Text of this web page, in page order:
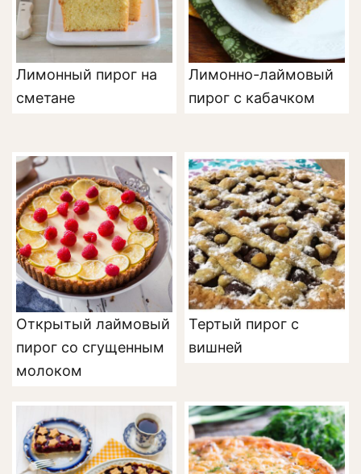
Лимонный пирог на
сметане
Лимонно-лаймовый
пирог с кабачком
Открытый лаймовый
пирог со сгущенным
молоком
Тертый пирог с
вишней